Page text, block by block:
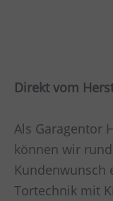
Direkt vom
Als Garagentor
können wir
Kundenwunsch
Tortechnik mit